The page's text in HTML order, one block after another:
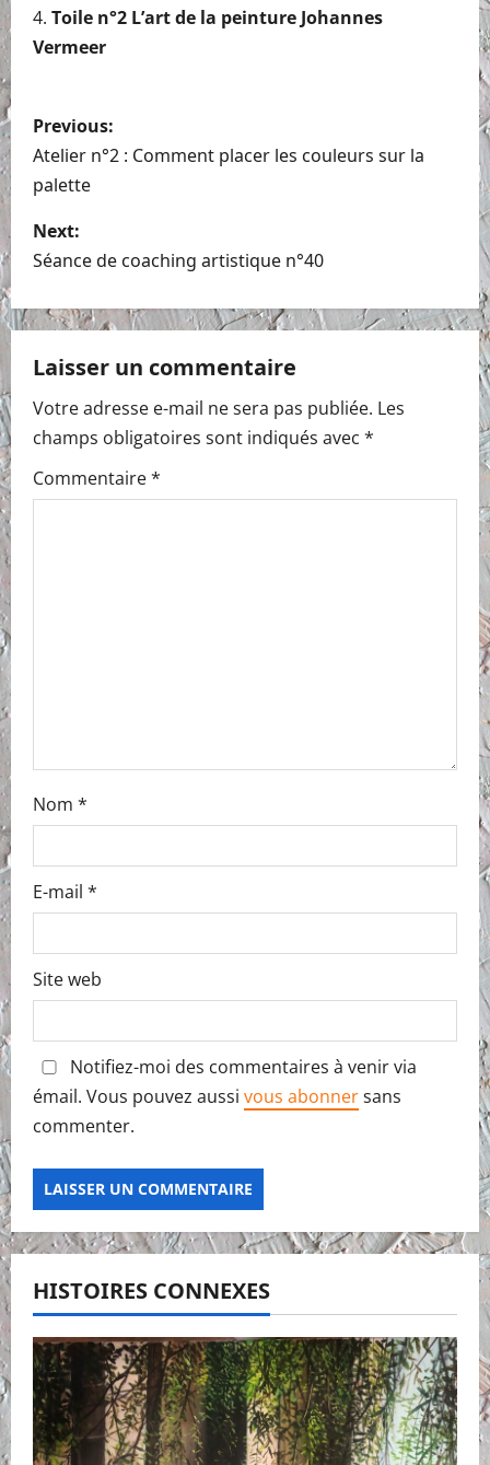
Toile n°2 L’art de la peinture Johannes
Vermeer
P
o
s
t
n
a
v
i
g
Previous:
Atelier n°2 : Comment placer les couleurs sur la
palette
Next:
Séance de coaching artistique n°40
Laisser un commentaire
Votre adresse e-mail ne sera pas publiée. Les
champs obligatoires sont indiqués avec *
Commentaire*
Nom *
E-mail *
Site web
Notifiez-moi des commentaires à venir via
émail. Vous pouvez aussi vous abonnersans
commenter.
HISTOIRES CONNEXES